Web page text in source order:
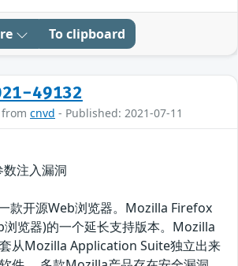
To clipboard
49132
cnvd - Published: 2021-07-11
注入漏洞
款开源Web浏览器。Mozilla Firefox
浏览器)的一个延长支持版本。Mozilla
从Mozilla Application Suite独立出来